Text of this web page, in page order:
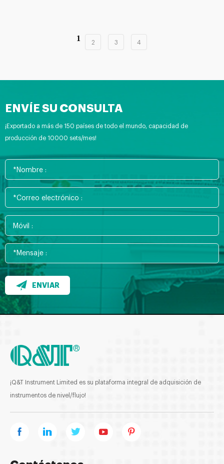
1 2 3 4
ENVÍE SU CONSULTA
¡Exportado a más de 150 países de todo el mundo, capacidad de
producción de 10000 sets/mes!
ENVIAR
¡Q&T Instrument Limited es su plataforma integral de adquisición de
instrumentos de nivel/flujo!